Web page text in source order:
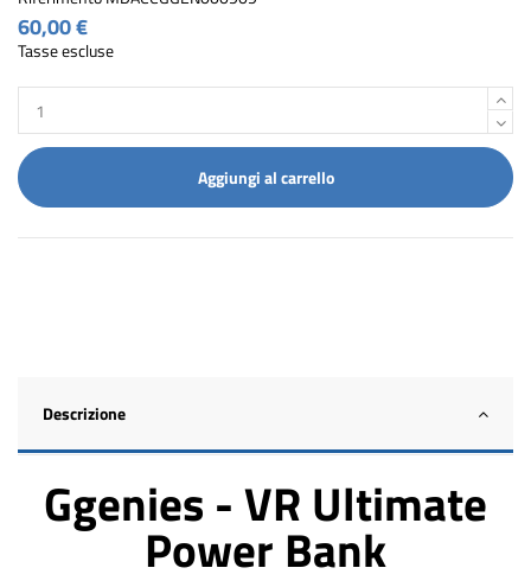
60,00 €
Tasse escluse
Aggiungi al carrello
Descrizione
Ggenies - VR Ultimate
Power Bank